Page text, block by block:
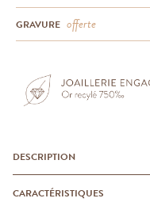
GRAVURE offerte
DESCRIPTION
CARACTÉRISTIQUES